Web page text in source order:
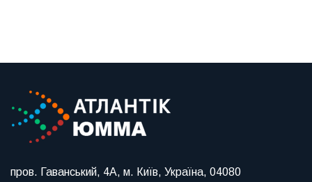
пров. Гаванський, 4А, м. Київ, Україна, 04080